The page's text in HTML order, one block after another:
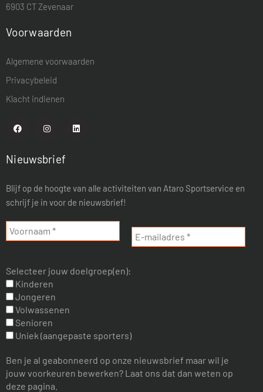
6903 CT Zevenaar
Voorwaarden
Algemene voorwaarden
Privacybeleid
Klacht indienen
Nieuwsbrief
Blijf op de hoogte van alle activiteiten van Ataro Sportservice en
schrijf je in voor de nieuwsbrief!
Selecteer jouw doelgroep(en):
Kinderen
Jongeren
Volwassenen
Senioren
Uniek (aangepaste sporters)
Ben je al geabonneerd op onze nieuwsbrief maar wil je
jouw voorkeuren bewerken? Laat ons dat dan weten op
deze pagina.